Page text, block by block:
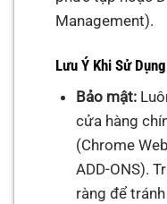
Management).
Lưu Ý Khi Sử
Bảo mật:
cửa hàng
(Chrome
ADD-ONS).
ràng để